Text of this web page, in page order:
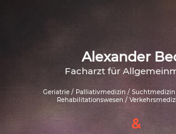
Alexander
Facharzt für
Geriatrie / Palliativmedizin /
Rehabilitationswesen /
&